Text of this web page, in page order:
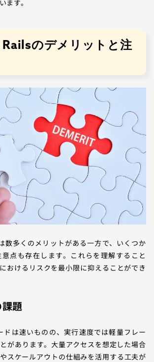
ます。
Railsのデメリットと注
数多くのメリットがある一方で、いくつか
点も存在します。これらを理解すること
おけるリスクを最小限に抑えることができ
題
ドは速いものの、実行速度では軽量フレー
があります。大量アクセスを想定した場合
スケールアウトの仕組みを活用する工夫が